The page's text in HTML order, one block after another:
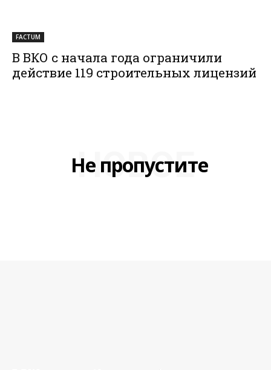
FACTUM
В ВКО с начала года ограничили
действие 119 строительных лицензий
Не пропустите
НОВОЕ